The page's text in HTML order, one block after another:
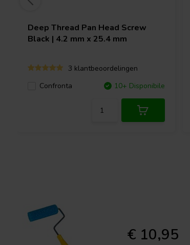
Deep Thread Pan Head Screw
Black | 4.2 mm x 25.4 mm
3 klantbeoordelingen
Confronta
10+ Disponibile
€ 10,95